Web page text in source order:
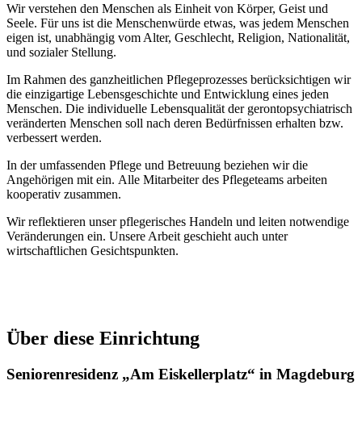
Wir verstehen den Menschen als Einheit von Körper, Geist und
Seele. Für uns ist die Menschenwürde etwas, was jedem Menschen
eigen ist, unabhängig vom Alter, Geschlecht, Religion, Nationalität,
und sozialer Stellung.
Im Rahmen des ganzheitlichen Pflegeprozesses berücksichtigen wir
die einzigartige Lebensgeschichte und Entwicklung eines jeden
Menschen. Die individuelle Lebensqualität der gerontopsychiatrisch
veränderten Menschen soll nach deren Bedürfnissen erhalten bzw.
verbessert werden.
In der umfassenden Pflege und Betreuung beziehen wir die
Angehörigen mit ein. Alle Mitarbeiter des Pflegeteams arbeiten
kooperativ zusammen.
Wir reflektieren unser pflegerisches Handeln und leiten notwendige
Veränderungen ein. Unsere Arbeit geschieht auch unter
wirtschaftlichen Gesichtspunkten.
Über diese Einrichtung
Seniorenresidenz „Am Eiskellerplatz“ in Magdeburg